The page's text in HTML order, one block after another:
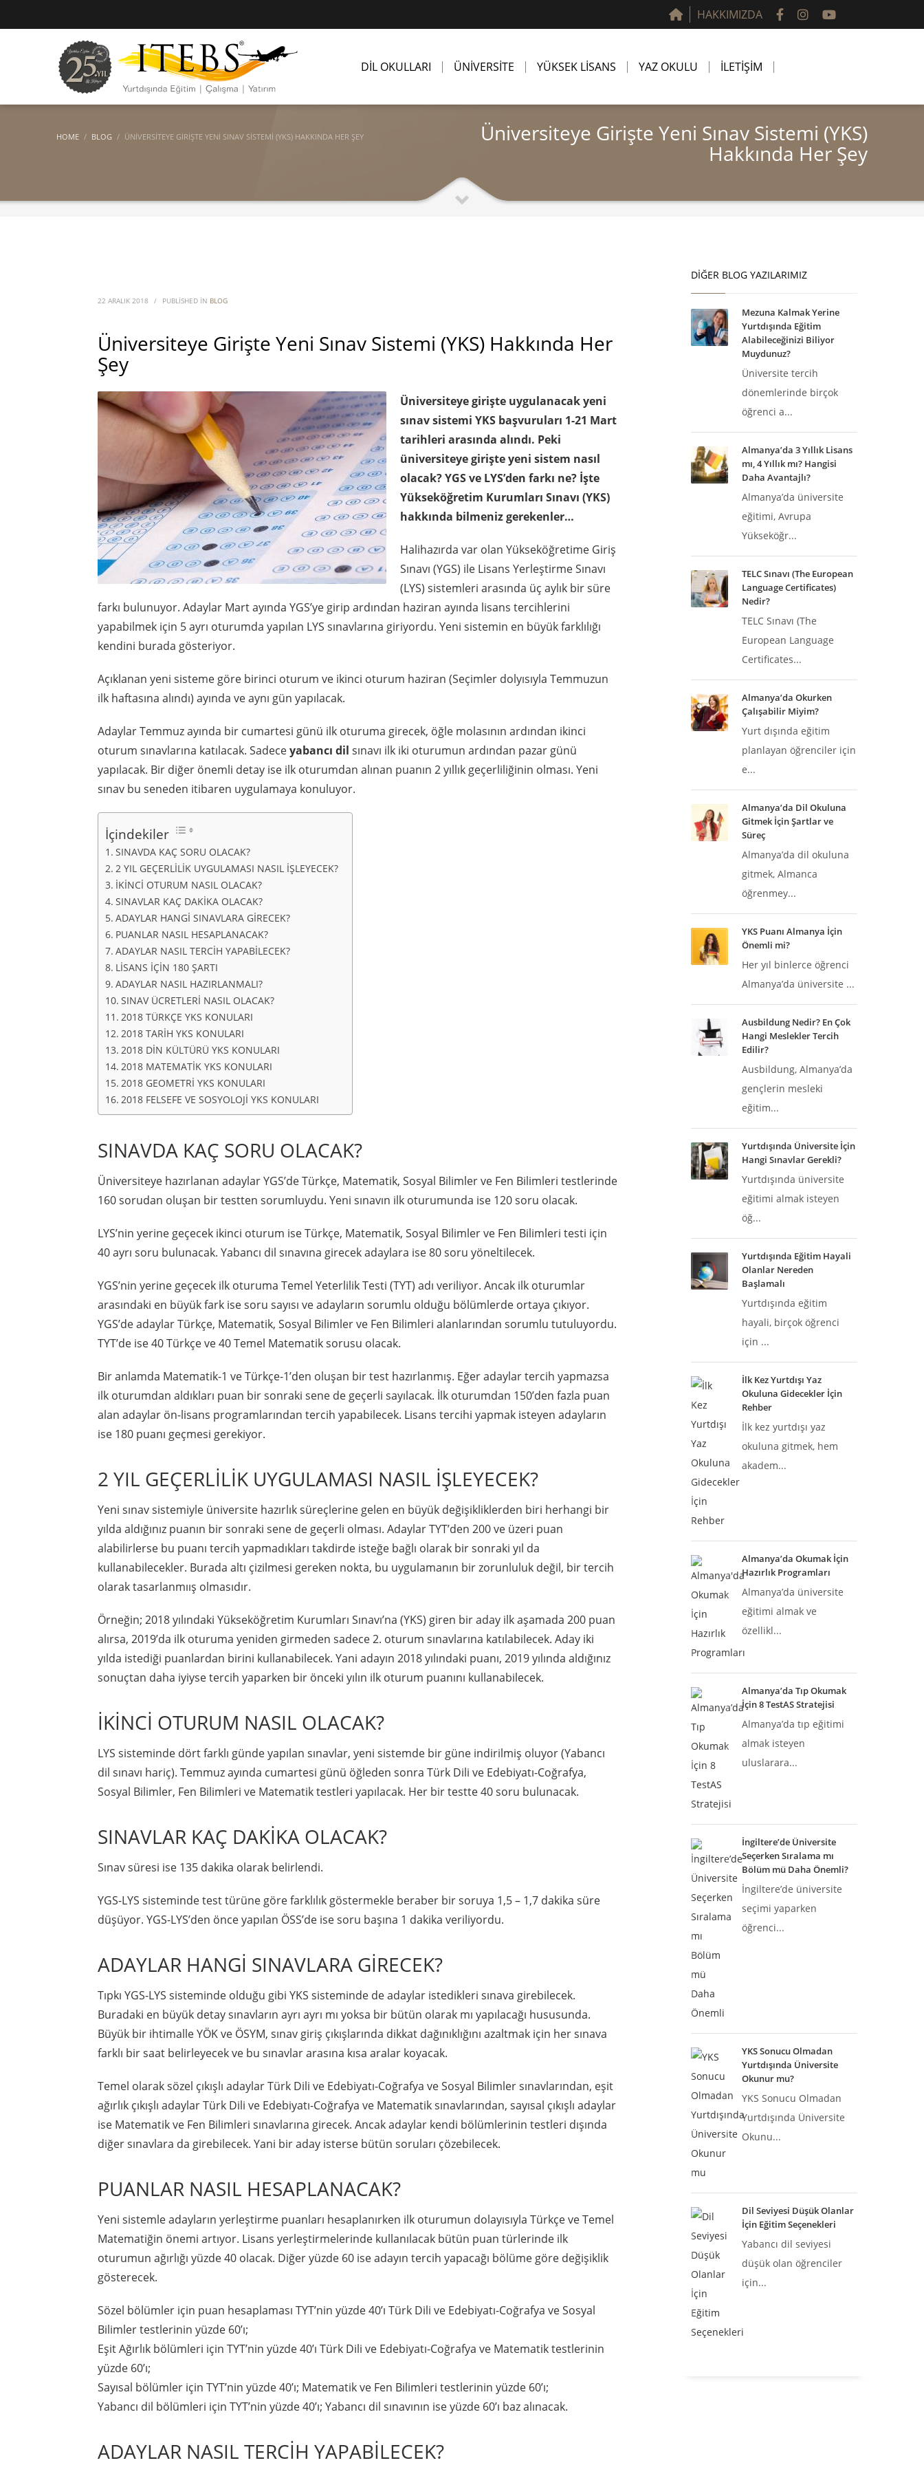
HAKKIMIZDA
DİL OKULLARI ÜNİVERSİTE YÜKSEK LİSANS YAZ OKULU İLETİŞİM
HOME BLOG ÜNIVERSITEYE GIRIŞTE YENI SINAV SISTEMI (YKS) HAKKINDA HER ŞEY Üniversiteye Girişte Yeni Sınav Sistemi (YKS)
Hakkında Her Şey
22 ARALIK 2018 / PUBLISHED IN BLOG
Üniversiteye Girişte Yeni Sınav Sistemi (YKS) Hakkında Her
Şey
Üniversiteye girişte uygulanacak yeni
sınav sistemi YKS başvuruları 1-21 Mart
tarihleri arasında alındı. Peki
üniversiteye girişte yeni sistem nasıl
olacak? YGS ve LYS’den farkı ne? İşte
Yükseköğretim Kurumları Sınavı (YKS)
hakkında bilmeniz gerekenler…
Halihazırda var olan Yükseköğretime Giriş
Sınavı (YGS) ile Lisans Yerleştirme Sınavı
(LYS) sistemleri arasında üç aylık bir süre
farkı bulunuyor. Adaylar Mart ayında YGS’ye girip ardından haziran ayında lisans tercihlerini
yapabilmek için 5 ayrı oturumda yapılan LYS sınavlarına giriyordu. Yeni sistemin en büyük farklılığı
kendini burada gösteriyor.
Açıklanan yeni sisteme göre birinci oturum ve ikinci oturum haziran (Seçimler dolyısıyla Temmuzun
ilk haftasına alındı) ayında ve aynı gün yapılacak.
Adaylar Temmuz ayında bir cumartesi günü ilk oturuma girecek, öğle molasının ardından ikinci
oturum sınavlarına katılacak. Sadeceyabancı dil sınavı ilk iki oturumun ardından pazar günü
yapılacak. Bir diğer önemli detay ise ilk oturumdan alınan puanın 2 yıllık geçerliliğinin olması. Yeni
sınav bu seneden itibaren uygulamaya konuluyor.
İçindekiler
SINAVDA KAÇ SORU OLACAK?
2 YIL GEÇERLİLİK UYGULAMASI NASIL İŞLEYECEK?
İKİNCİ OTURUM NASIL OLACAK?
SINAVLAR KAÇ DAKİKA OLACAK?
ADAYLAR HANGİ SINAVLARA GİRECEK?
PUANLAR NASIL HESAPLANACAK?
ADAYLAR NASIL TERCİH YAPABİLECEK?
LİSANS İÇİN 180 ŞARTI
ADAYLAR NASIL HAZIRLANMALI?
SINAV ÜCRETLERİ NASIL OLACAK?
2018 TÜRKÇE YKS KONULARI
2018 TARİH YKS KONULARI
2018 DİN KÜLTÜRÜ YKS KONULARI
2018 MATEMATİK YKS KONULARI
2018 GEOMETRİ YKS KONULARI
2018 FELSEFE VE SOSYOLOJİ YKS KONULARI
SINAVDA KAÇ SORU OLACAK?
Üniversiteye hazırlanan adaylar YGS’de Türkçe, Matematik, Sosyal Bilimler ve Fen Bilimleri testlerinde
160 sorudan oluşan bir testten sorumluydu. Yeni sınavın ilk oturumunda ise 120 soru olacak.
LYS’nin yerine geçecek ikinci oturum ise Türkçe, Matematik, Sosyal Bilimler ve Fen Bilimleri testi için
40 ayrı soru bulunacak. Yabancı dil sınavına girecek adaylara ise 80 soru yöneltilecek.
YGS’nin yerine geçecek ilk oturuma Temel Yeterlilik Testi (TYT) adı veriliyor. Ancak ilk oturumlar
arasındaki en büyük fark ise soru sayısı ve adayların sorumlu olduğu bölümlerde ortaya çıkıyor.
YGS’de adaylar Türkçe, Matematik, Sosyal Bilimler ve Fen Bilimleri alanlarından sorumlu tutuluyordu.
TYT’de ise 40 Türkçe ve 40 Temel Matematik sorusu olacak.
Bir anlamda Matematik-1 ve Türkçe-1’den oluşan bir test hazırlanmış. Eğer adaylar tercih yapmazsa
ilk oturumdan aldıkları puan bir sonraki sene de geçerli sayılacak. İlk oturumdan 150’den fazla puan
alan adaylar ön-lisans programlarından tercih yapabilecek. Lisans tercihi yapmak isteyen adayların
ise 180 puanı geçmesi gerekiyor.
2 YIL GEÇERLİLİK UYGULAMASI NASIL İŞLEYECEK?
Yeni sınav sistemiyle üniversite hazırlık süreçlerine gelen en büyük değişikliklerden biri herhangi bir
yılda aldığınız puanın bir sonraki sene de geçerli olması. Adaylar TYT’den 200 ve üzeri puan
alabilirlerse bu puanı tercih yapmadıkları takdirde isteğe bağlı olarak bir sonraki yıl da
kullanabilecekler. Burada altı çizilmesi gereken nokta, bu uygulamanın bir zorunluluk değil, bir tercih
olarak tasarlanmıış olmasıdır.
Örneğin; 2018 yılındaki Yükseköğretim Kurumları Sınavı’na (YKS) giren bir aday ilk aşamada 200 puan
alırsa, 2019’da ilk oturuma yeniden girmeden sadece 2. oturum sınavlarına katılabilecek. Aday iki
yılda istediği puanlardan birini kullanabilecek. Yani adayın 2018 yılındaki puanı, 2019 yılında aldığınız
sonuçtan daha iyiyse tercih yaparken bir önceki yılın ilk oturum puanını kullanabilecek.
İKİNCİ OTURUM NASIL OLACAK?
LYS sisteminde dört farklı günde yapılan sınavlar, yeni sistemde bir güne indirilmiş oluyor (Yabancı
dil sınavı hariç). Temmuz ayında cumartesi günü öğleden sonra Türk Dili ve Edebiyatı-Coğrafya,
Sosyal Bilimler, Fen Bilimleri ve Matematik testleri yapılacak. Her bir testte 40 soru bulunacak.
SINAVLAR KAÇ DAKİKA OLACAK?
Sınav süresi ise 135 dakika olarak belirlendi.
YGS-LYS sisteminde test türüne göre farklılık göstermekle beraber bir soruya 1,5 – 1,7 dakika süre
düşüyor. YGS-LYS’den önce yapılan ÖSS’de ise soru başına 1 dakika veriliyordu.
ADAYLAR HANGİ SINAVLARA GİRECEK?
Tıpkı YGS-LYS sisteminde olduğu gibi YKS sisteminde de adaylar istedikleri sınava girebilecek.
Buradaki en büyük detay sınavların ayrı ayrı mı yoksa bir bütün olarak mı yapılacağı hususunda.
Büyük bir ihtimalle YÖK ve ÖSYM, sınav giriş çıkışlarında dikkat dağınıklığını azaltmak için her sınava
farklı bir saat belirleyecek ve bu sınavlar arasına kısa aralar koyacak.
Temel olarak sözel çıkışlı adaylar Türk Dili ve Edebiyatı-Coğrafya ve Sosyal Bilimler sınavlarından, eşit
ağırlık çıkışlı adaylar Türk Dili ve Edebiyatı-Coğrafya ve Matematik sınavlarından, sayısal çıkışlı adaylar
ise Matematik ve Fen Bilimleri sınavlarına girecek. Ancak adaylar kendi bölümlerinin testleri dışında
diğer sınavlara da girebilecek. Yani bir aday isterse bütün soruları çözebilecek.
PUANLAR NASIL HESAPLANACAK?
Yeni sistemle adayların yerleştirme puanları hesaplanırken ilk oturumun dolayısıyla Türkçe ve Temel
Matematiğin önemi artıyor. Lisans yerleştirmelerinde kullanılacak bütün puan türlerinde ilk
oturumun ağırlığı yüzde 40 olacak. Diğer yüzde 60 ise adayın tercih yapacağı bölüme göre değişiklik
gösterecek.
Sözel bölümler için puan hesaplaması TYT’nin yüzde 40’ı Türk Dili ve Edebiyatı-Coğrafya ve Sosyal
Bilimler testlerinin yüzde 60’ı;
Eşit Ağırlık bölümleri için TYT’nin yüzde 40’ı Türk Dili ve Edebiyatı-Coğrafya ve Matematik testlerinin
yüzde 60’ı;
Sayısal bölümler için TYT’nin yüzde 40’ı; Matematik ve Fen Bilimleri testlerinin yüzde 60’ı;
Yabancı dil bölümleri için TYT’nin yüzde 40’ı; Yabancı dil sınavının ise yüzde 60’ı baz alınacak.
ADAYLAR NASIL TERCİH YAPABİLECEK?
DIĞER BLOG YAZILARIMIZ
Mezuna Kalmak Yerine
Yurtdışında Eğitim
Alabileceğinizi Biliyor
Muydunuz?
Üniversite tercih
dönemlerinde birçok
öğrenci a...
Almanya’da 3 Yıllık Lisans
mı, 4 Yıllık mı? Hangisi
Daha Avantajlı?
Almanya’da üniversite
eğitimi, Avrupa
Yükseköğr...
TELC Sınavı (The European
Language Certificates)
Nedir?
TELC Sınavı (The
European Language
Certificates...
Almanya’da Okurken
Çalışabilir Miyim?
Yurt dışında eğitim
planlayan öğrenciler için
e...
Almanya’da Dil Okuluna
Gitmek İçin Şartlar ve
Süreç
Almanya’da dil okuluna
gitmek, Almanca
öğrenmey...
YKS Puanı Almanya İçin
Önemli mi?
Her yıl binlerce öğrenci
Almanya’da üniversite ...
Ausbildung Nedir? En Çok
Hangi Meslekler Tercih
Edilir?
Ausbildung, Almanya’da
gençlerin mesleki
eğitim...
Yurtdışında Üniversite İçin
Hangi Sınavlar Gerekli?
Yurtdışında üniversite
eğitimi almak isteyen
öğ...
Yurtdışında Eğitim Hayali
Olanlar Nereden
Başlamalı
Yurtdışında eğitim
hayali, birçok öğrenci
için ...
İlk Kez Yurtdışı Yaz
Okuluna Gidecekler İçin
Rehber
İlk kez yurtdışı yaz
okuluna gitmek, hem
akadem...
Almanya’da Okumak İçin
Hazırlık Programları
Almanya’da üniversite
eğitimi almak ve
özellikl...
Almanya’da Tıp Okumak
İçin 8 TestAS Stratejisi
Almanya’da tıp eğitimi
almak isteyen
uluslarara...
İngiltere’de Üniversite
Seçerken Sıralama mı
Bölüm mü Daha Önemli?
İngiltere’de üniversite
seçimi yaparken
öğrenci...
YKS Sonucu Olmadan
Yurtdışında Üniversite
Okunur mu?
YKS Sonucu Olmadan
Yurtdışında Üniversite
Okunu...
Dil Seviyesi Düşük Olanlar
İçin Eğitim Seçenekleri
Yabancı dil seviyesi
düşük olan öğrenciler
için...